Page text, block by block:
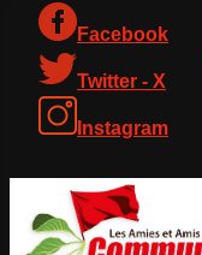
Facebook
Twitter - X
Instagram